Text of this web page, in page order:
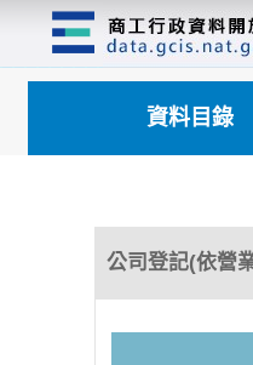
資料目錄
公司登記(依營